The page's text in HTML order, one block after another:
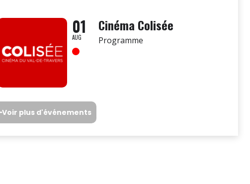
01
AUG
Cinéma Colisée
Programme
Voir plus d'événements